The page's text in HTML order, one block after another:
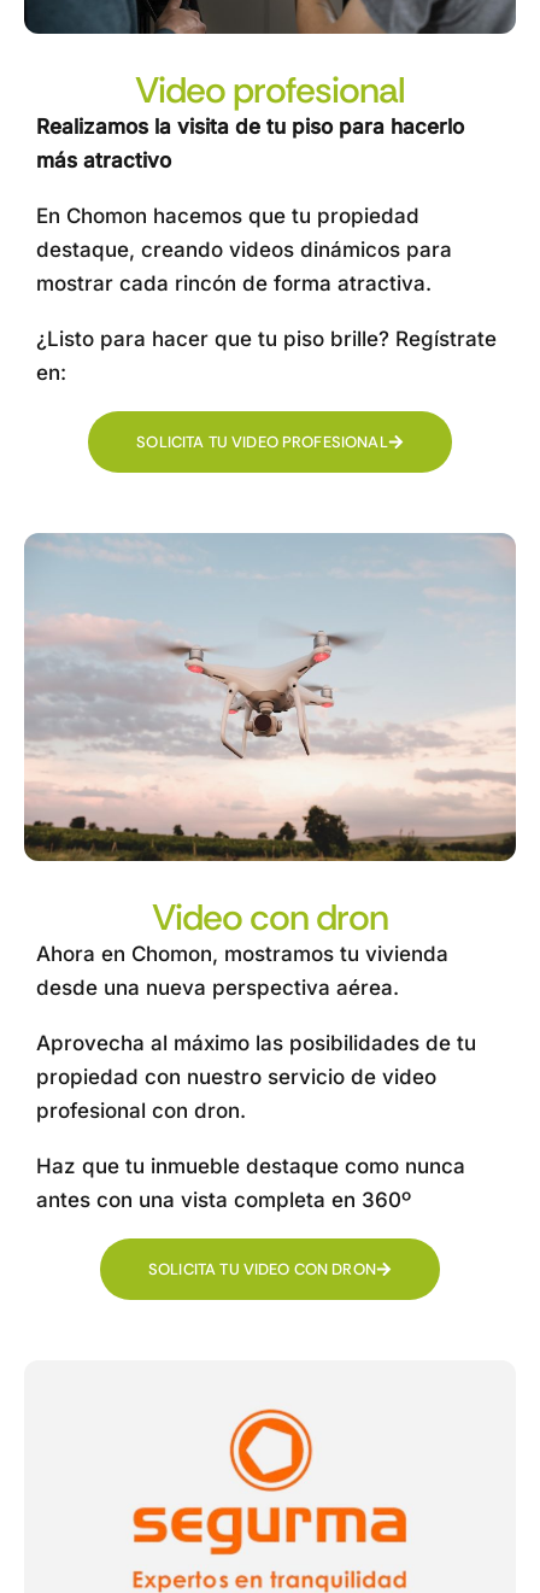
Video profesional
Realizamos la visita de tu piso para hacerlo
más atractivo
En Chomon hacemos que tu propiedad
destaque, creando videos dinámicos para
mostrar cada rincón de forma atractiva.
¿Listo para hacer que tu piso brille? Regístrate
en:
SOLICITA TU VIDEO PROFESIONAL
Video con dron
Ahora en Chomon, mostramos tu vivienda
desde una nueva perspectiva aérea.
Aprovecha al máximo las posibilidades de tu
propiedad con nuestro servicio de video
profesional con dron.
Haz que tu inmueble destaque como nunca
antes con una vista completa en 360º
SOLICITA TU VIDEO CON DRON